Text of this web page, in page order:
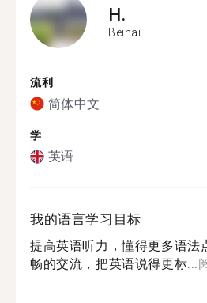
H.
Beihai
流利
简体中文
学
英语
我的语言学习目标
提高英语听力，懂得更多语法
畅的交流，把英语说得更标...